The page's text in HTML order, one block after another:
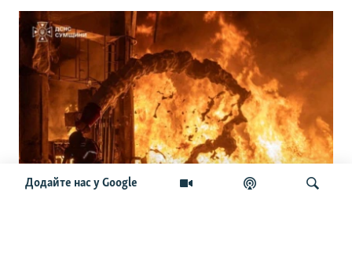
Додайте нас у Google